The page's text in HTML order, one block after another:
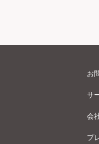
お
サ
会
プ